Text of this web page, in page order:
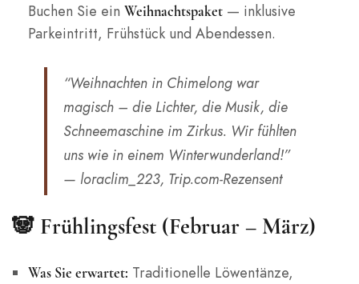
Buchen Sie ein Weihnachtspaket— inklusive
Parkeintritt, Frühstück und Abendessen.
“Weihnachten in Chimelong war
magisch – die Lichter, die Musik, die
Schneemaschine im Zirkus. Wir fühlten
uns wie in einem Winterwunderland!”
— loraclim_223, Trip.com-Rezensent
🐼 Frühlingsfest (Februar – März)
Was Sie erwartet: Traditionelle Löwentänze,